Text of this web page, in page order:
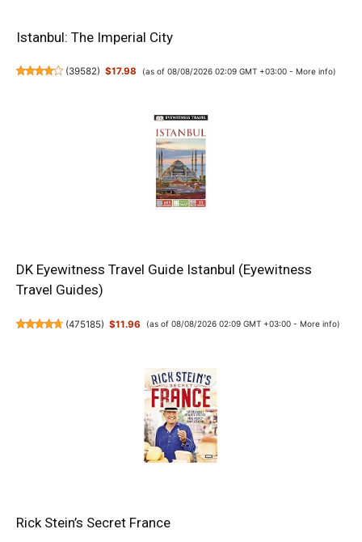
Istanbul: The Imperial City
(39582) $17.98 (as of 08/08/2026 02:09 GMT +03:00 - More info)
DK Eyewitness Travel Guide Istanbul (Eyewitness
Travel Guides)
(475185) $11.96 (as of 08/08/2026 02:09 GMT +03:00 - More info)
Rick Stein’s Secret France